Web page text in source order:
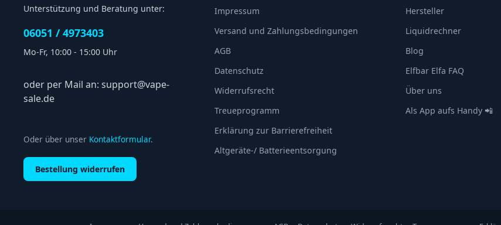
Unterstützung und Beratung unter:
06051 / 4973403
Mo-Fr, 10:00 - 15:00 Uhr
oder per Mail an: support@vape-
sale.de
Oder über unser Kontaktformular.
Bestellung widerrufen
Impressum
Versand und Zahlungsbedingungen
AGB
Datenschutz
Widerrufsrecht
Treueprogramm
Erklärung zur Barrierefreiheit
Altgeräte-/ Batterieentsorgung
Hersteller
Liquidrechner
Blog
Elfbar Elfa FAQ
Über uns
Als App aufs Handy 📲